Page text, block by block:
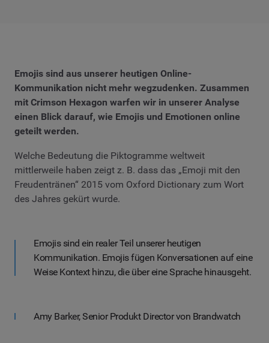
Emojis sind aus unserer heutigen Online-
Kommunikation nicht mehr wegzudenken. Zusammen
mit Crimson Hexagon warfen wir in unserer Analyse
einen Blick darauf, wie Emojis und Emotionen online
geteilt werden.
Welche Bedeutung die Piktogramme weltweit
mittlerweile haben zeigt z. B. dass das „Emoji mit den
Freudentränen“ 2015 vom Oxford Dictionary zum Wort
des Jahres gekürt wurde.
Emojis sind ein realer Teil unserer heutigen
Kommunikation. Emojis fügen Konversationen auf eine
Weise Kontext hinzu, die über eine Sprache hinausgeht.
Amy Barker, Senior Produkt Director von Brandwatch